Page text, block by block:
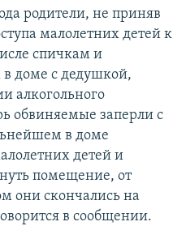
родители, не приняв
малолетних детей к
спичкам и
доме с дедушкой,
алкогольного
обвиняемые заперли с
в доме
детей и
помещение, от
они скончались на
в сообщении.